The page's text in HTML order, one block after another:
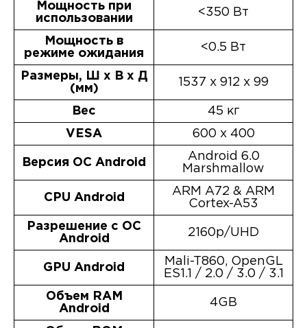
Мощность при
использовании
<350 Вт
Мощность в
режиме ожидания
<0.5 Вт
Размеры, Ш х В х Д
(мм)
1537 x 912 x 99
Вес 45 кг
VESA 600 x 400
Версия ОС Android
Android 6.0
Marshmallow
CPU Android
ARM A72 & ARM
Cortex-A53
Разрешение с ОС
Android
2160p/UHD
GPU Android
Mali-T860, OpenGL
ES1.1 / 2.0 / 3.0 / 3.1
Объем RAM
Android
4GB